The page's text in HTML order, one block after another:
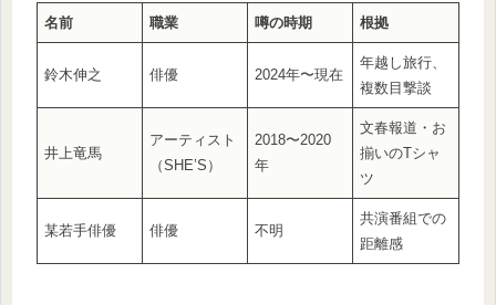
名前 職業 噂の時期 根拠
鈴木伸之 俳優 2024年〜現在
年越し旅行、
複数目撃談
井上竜馬
アーティスト
（SHE’S）
2018〜2020
年
文春報道・お
揃いのTシャ
ツ
某若手俳優 俳優 不明
共演番組での
距離感